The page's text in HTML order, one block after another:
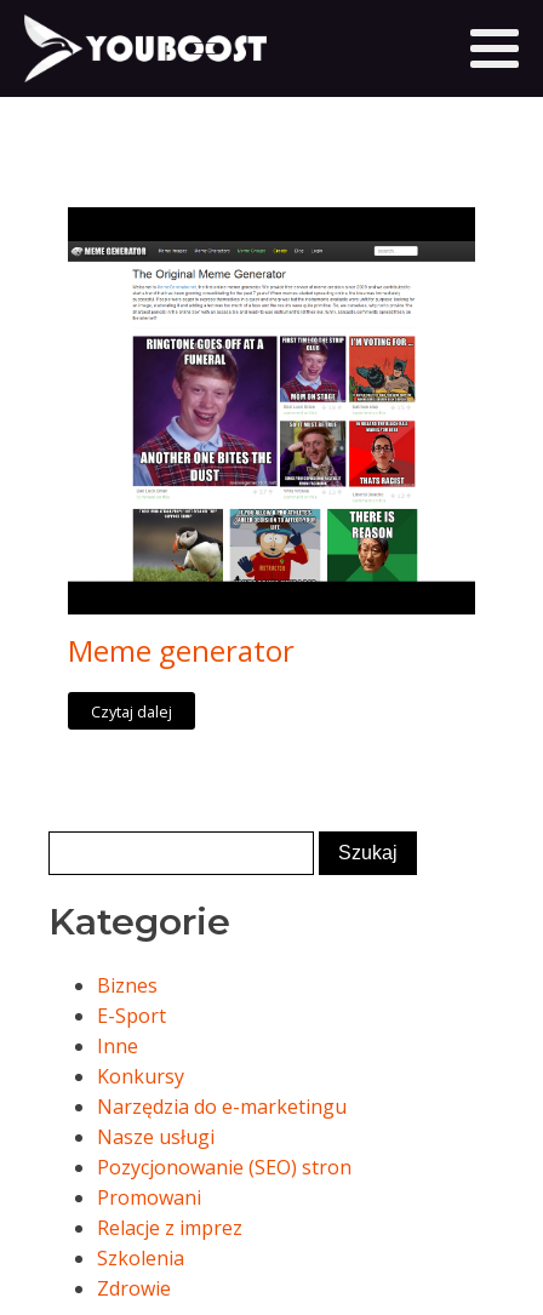
Meme generator
Czytaj dalej
Kategorie
Biznes
E-Sport
Inne
Konkursy
Narzędzia do e-marketingu
Nasze usługi
Pozycjonowanie (SEO) stron
Promowani
Relacje z imprez
Szkolenia
Zdrowie